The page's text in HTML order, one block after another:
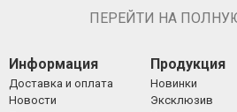
ПЕРЕЙТИ НА
Информация
Доставка и оплата
Новости
Продукция
Новинки
Эксклюзив